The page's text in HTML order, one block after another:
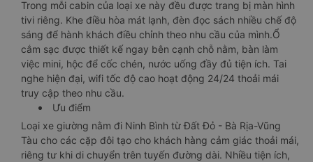
Trong mỗi cabin của loại xe này đều được trang bị màn hình
tivi riêng. Khe điều hòa mát lạnh, đèn đọc sách nhiều chế độ
sáng để hành khách điều chỉnh theo nhu cầu của mình.Ổ
cắm sạc được thiết kế ngay bên cạnh chỗ nằm, bàn làm
việc mini, hộc để cốc chén, nước uống đầy đủ tiện ích. Tai
nghe hiện đại, wifi tốc độ cao hoạt động 24/24 thoải mái
truy cập theo nhu cầu.
Ưu điểm
Loại xe giường nằm đi Ninh Bình từ Đất Đỏ - Bà Rịa-Vũng
Tàu cho các cặp đôi tạo cho khách hàng cảm giác thoải mái,
riêng tư khi di chuyển trên tuyến đường dài. Nhiều tiện ích,